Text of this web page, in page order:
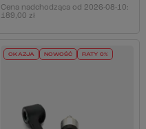
Cena nadchodząca od 2026-08-10:
189,00 zł
OKAZJA NOWOŚĆ RATY 0%